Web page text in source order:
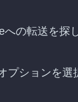
への転送を探
プションを選